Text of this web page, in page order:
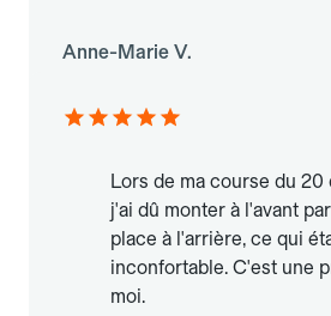
Anne-Marie V.
Lors de ma course du 20
j'ai dû monter à l'avant
place à l'arrière, ce qui
inconfortable. C'est une
moi.